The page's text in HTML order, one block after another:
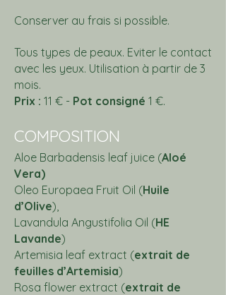
Conserver au frais si possible.
Tous types de peaux. Eviter le contact
avec les yeux. Utilisation à partir de 3
mois.
Prix : 11 € - Pot consigné 1 €.
COMPOSITION
Aloe Barbadensis leaf juice (Aloé
Vera)
Oleo Europaea Fruit Oil (Huile
d’Olive),
Lavandula Angustifolia Oil (HE
Lavande)
Artemisia leaf extract (extrait de
feuilles d’Artemisia)
Rosa flower extract (extrait de